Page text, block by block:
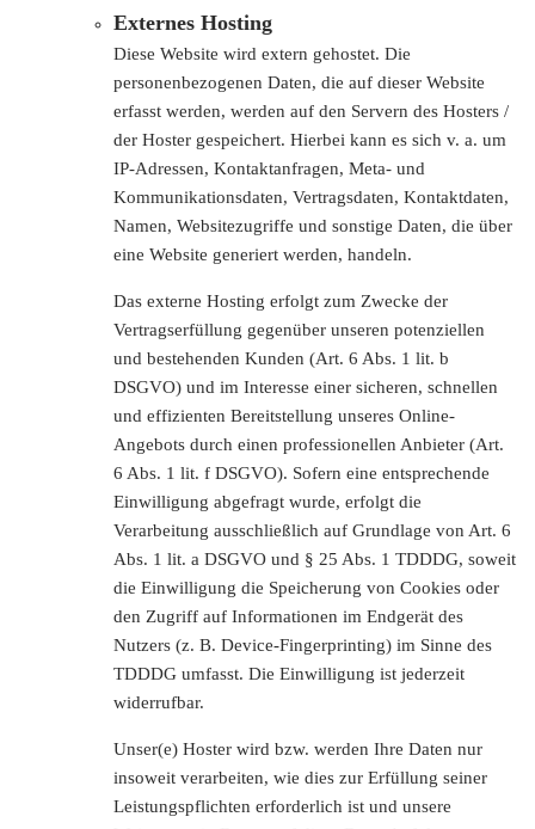
Externes Hosting
Diese Website wird extern gehostet. Die
personenbezogenen Daten, die auf dieser Website
erfasst werden, werden auf den Servern des Hosters /
der Hoster gespeichert. Hierbei kann es sich v. a. um
IP-Adressen, Kontaktanfragen, Meta- und
Kommunikationsdaten, Vertragsdaten, Kontaktdaten,
Namen, Websitezugriffe und sonstige Daten, die über
eine Website generiert werden, handeln.
Das externe Hosting erfolgt zum Zwecke der
Vertragserfüllung gegenüber unseren potenziellen
und bestehenden Kunden (Art. 6 Abs. 1 lit. b
DSGVO) und im Interesse einer sicheren, schnellen
und effizienten Bereitstellung unseres Online-
Angebots durch einen professionellen Anbieter (Art.
6 Abs. 1 lit. f DSGVO). Sofern eine entsprechende
Einwilligung abgefragt wurde, erfolgt die
Verarbeitung ausschließlich auf Grundlage von Art. 6
Abs. 1 lit. a DSGVO und § 25 Abs. 1 TDDDG, soweit
die Einwilligung die Speicherung von Cookies oder
den Zugriff auf Informationen im Endgerät des
Nutzers (z. B. Device-Fingerprinting) im Sinne des
TDDDG umfasst. Die Einwilligung ist jederzeit
widerrufbar.
Unser(e) Hoster wird bzw. werden Ihre Daten nur
insoweit verarbeiten, wie dies zur Erfüllung seiner
Leistungspflichten erforderlich ist und unsere